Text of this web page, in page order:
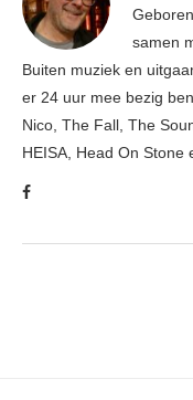
samen
Buiten muziek en
er 24 uur mee bezig
Nico, The Fall, The
HEISA, Head On Stone